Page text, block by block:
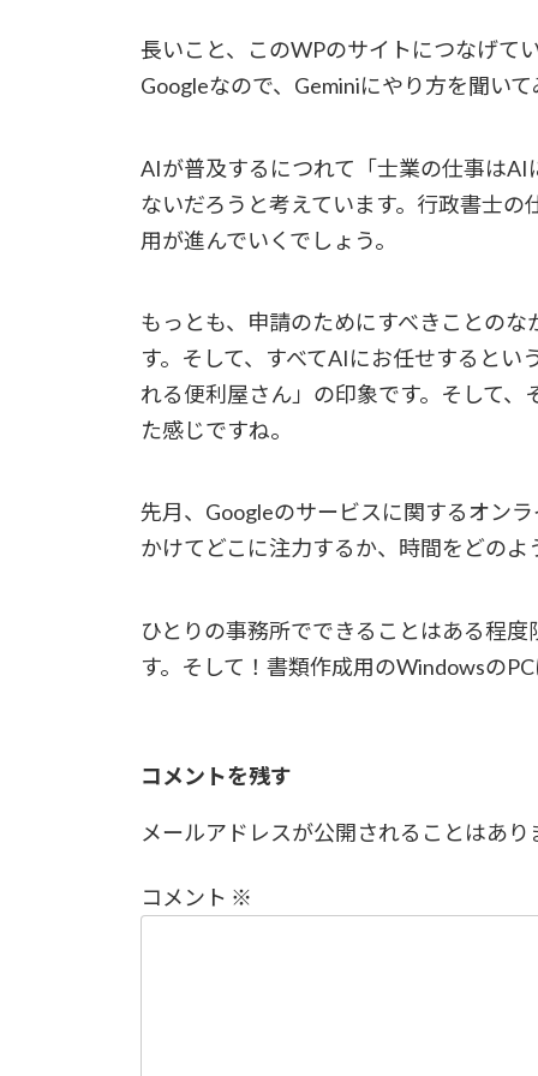
長いこと、このWPのサイトにつなげて
Googleなので、Geminiにやり方を聞い
AIが普及するにつれて「士業の仕事は
ないだろうと考えています。行政書士
用が進んでいくでしょう。
もっとも、申請のためにすべきことの
す。そして、すべてAIにお任せすると
れる便利屋さん」の印象です。そして
た感じですね。
先月、Googleのサービスに関するオン
かけてどこに注力するか、時間をどの
ひとりの事務所でできることはある程
す。そして！書類作成用のWindowsの
コメントを残す
メールアドレスが公開されることはあり
コメント ※